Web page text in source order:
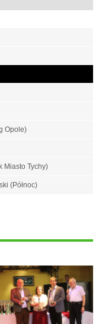
Opole)
Miasto Tychy)
(Północ)